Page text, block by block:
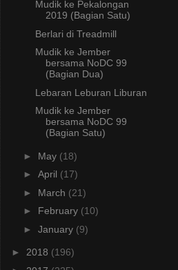
Mudik ke Pekalongan
2019 (Bagian Satu)
Berlari di Treadmill
Mudik ke Jember
bersama NoDC 99
(Bagian Dua)
Lebaran Leburan Liburan
Mudik ke Jember
bersama NoDC 99
(Bagian Satu)
► May (18)
► April (17)
► March (21)
► February (10)
► January (9)
► 2018 (196)